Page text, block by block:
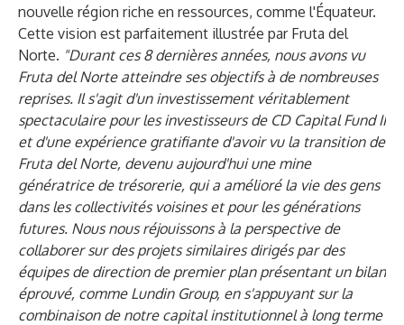
nouvelle région riche en ressources, comme l'Équateur.
Cette vision est parfaitement illustrée par Fruta del
Norte. "Durant ces 8 dernières années, nous avons vu
Fruta del Norte atteindre ses objectifs à de nombreuses
reprises. Il s'agit d'un investissement véritablement
spectaculaire pour les investisseurs de CD Capital Fund II
et d'une expérience gratifiante d'avoir vu la transition de
Fruta del Norte, devenu aujourd'hui une mine
génératrice de trésorerie, qui a amélioré la vie des gens
dans les collectivités voisines et pour les générations
futures. Nous nous réjouissons à la perspective de
collaborer sur des projets similaires dirigés par des
équipes de direction de premier plan présentant un bilan
éprouvé, comme Lundin Group, en s'appuyant sur la
combinaison de notre capital institutionnel à long terme